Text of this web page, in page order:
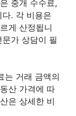
중개 수수료,
. 각 비용은
게 산정됩니
가 상담이 필
는 거래 금액의
산 가격에 따
은 상세한 비